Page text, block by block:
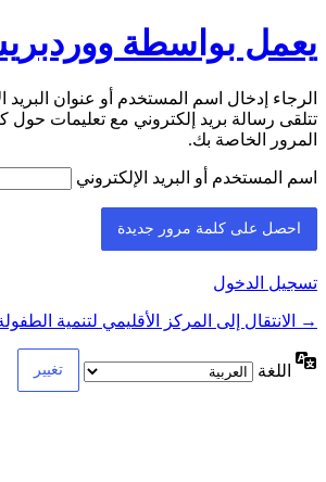
يعمل بواسطة
الرجاء إدخال اسم المستخدم أو عنوان
تتلقى رسالة بريد إلكتروني مع تعليمات حول
المرور الخاصة بك.
اسم المستخدم أو البريد الإلكتروني
تسجيل الدخول
→ الانتقال إلى المركز الأقليمي لتنمية
اللغة